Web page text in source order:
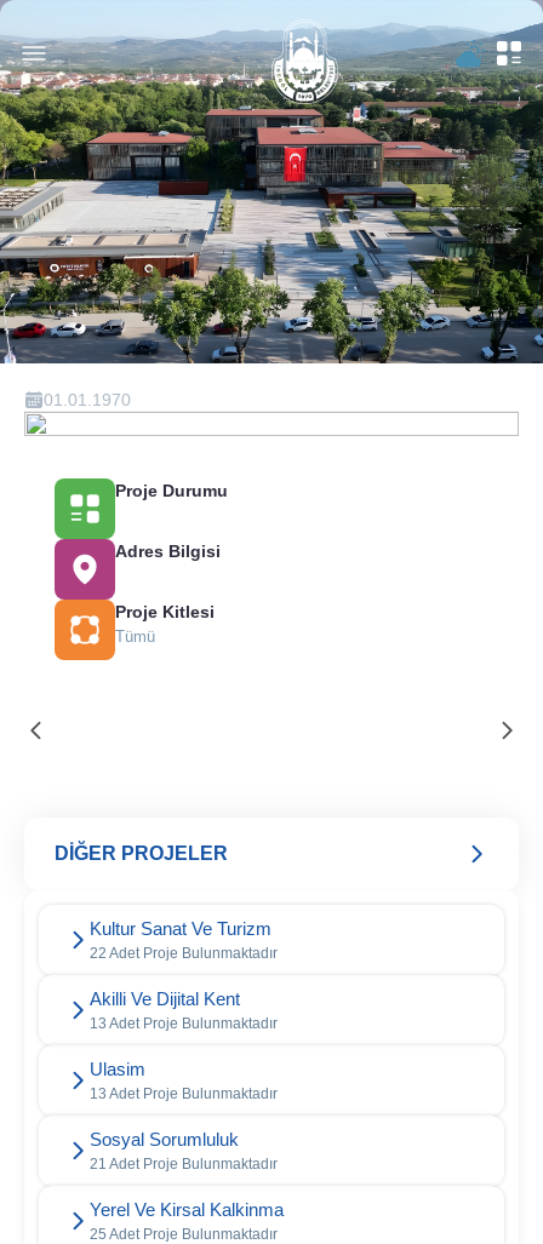
01.01.1970
Proje Durumu
Adres Bilgisi
Proje Kitlesi
Tümü
DİĞER PROJELER
Kultur Sanat Ve Turizm
22 Adet Proje Bulunmaktadır
Akilli Ve Dijital Kent
13 Adet Proje Bulunmaktadır
Ulasim
13 Adet Proje Bulunmaktadır
Sosyal Sorumluluk
21 Adet Proje Bulunmaktadır
Yerel Ve Kirsal Kalkinma
25 Adet Proje Bulunmaktadır